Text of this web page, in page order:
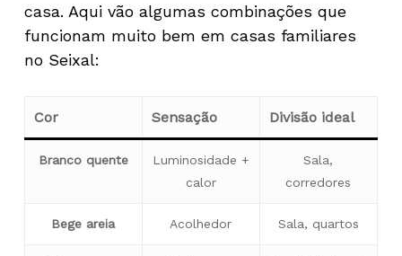
casa. Aqui vão algumas combinações que
funcionam muito bem em casas familiares
no Seixal:
Cor Sensação Divisão ideal
Branco quente
Luminosidade +
calor
Sala,
corredores
Bege areia Acolhedor Sala, quartos